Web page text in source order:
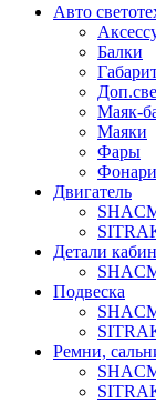
Авто
Балки
Маяк-
Маяки
Фары
Двигатель
Детали
Подвеска
Ремни,